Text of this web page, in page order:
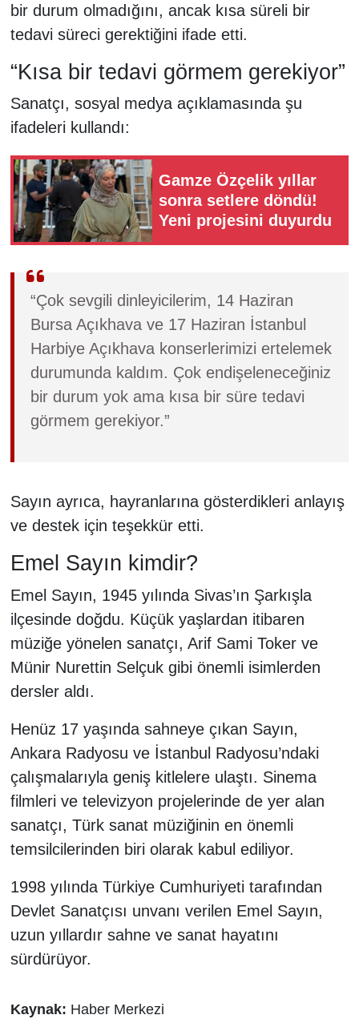
bir durum olmadığını, ancak kısa süreli bir
tedavi süreci gerektiğini ifade etti.
“Kısa bir tedavi görmem gerekiyor”
Sanatçı, sosyal medya açıklamasında şu
ifadeleri kullandı:
Gamze Özçelik yıllar
sonra setlere döndü!
Yeni projesini duyurdu
“Çok sevgili dinleyicilerim, 14 Haziran
Bursa Açıkhava ve 17 Haziran İstanbul
Harbiye Açıkhava konserlerimizi ertelemek
durumunda kaldım. Çok endişeleneceğiniz
bir durum yok ama kısa bir süre tedavi
görmem gerekiyor.”
Sayın ayrıca, hayranlarına gösterdikleri anlayış
ve destek için teşekkür etti.
Emel Sayın kimdir?
Emel Sayın, 1945 yılında Sivas’ın Şarkışla
ilçesinde doğdu. Küçük yaşlardan itibaren
müziğe yönelen sanatçı, Arif Sami Toker ve
Münir Nurettin Selçuk gibi önemli isimlerden
dersler aldı.
Henüz 17 yaşında sahneye çıkan Sayın,
Ankara Radyosu ve İstanbul Radyosu’ndaki
çalışmalarıyla geniş kitlelere ulaştı. Sinema
filmleri ve televizyon projelerinde de yer alan
sanatçı, Türk sanat müziğinin en önemli
temsilcilerinden biri olarak kabul ediliyor.
1998 yılında Türkiye Cumhuriyeti tarafından
Devlet Sanatçısı unvanı verilen Emel Sayın,
uzun yıllardır sahne ve sanat hayatını
sürdürüyor.
Kaynak: Haber Merkezi